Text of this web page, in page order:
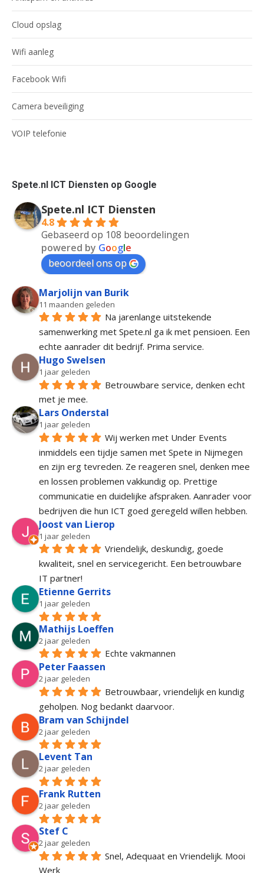
Cloud opslag
Wifi aanleg
Facebook Wifi
Camera beveiliging
VOIP telefonie
Spete.nl ICT Diensten op Google
Spete.nl ICT Diensten
4.8
Gebaseerd op 108 beoordelingen
powered by Google
beoordeel ons op
Marjolijn van Burik
11 maanden geleden
Na jarenlange uitstekende
samenwerking met Spete.nl ga ik met pensioen. Een
echte aanrader dit bedrijf. Prima service.
Hugo Swelsen
1 jaar geleden
Betrouwbare service, denken echt
met je mee.
Lars Onderstal
1 jaar geleden
Wij werken met Under Events
inmiddels een tijdje samen met Spete in Nijmegen
en zijn erg tevreden. Ze reageren snel, denken mee
en lossen problemen vakkundig op. Prettige
communicatie en duidelijke afspraken. Aanrader voor
bedrijven die hun ICT goed geregeld willen hebben.
Joost van Lierop
1 jaar geleden
Vriendelijk, deskundig, goede
kwaliteit, snel en servicegericht. Een betrouwbare
IT partner!
Etienne Gerrits
1 jaar geleden
Mathijs Loeffen
2 jaar geleden
Echte vakmannen
Peter Faassen
2 jaar geleden
Betrouwbaar, vriendelijk en kundig
geholpen. Nog bedankt daarvoor.
Bram van Schijndel
2 jaar geleden
Levent Tan
2 jaar geleden
Frank Rutten
2 jaar geleden
Stef C
2 jaar geleden
Snel, Adequaat en Vriendelijk. Mooi
Werk